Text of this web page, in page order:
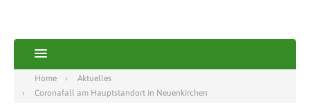
Home
Aktuelles
Coronafall am Hauptstandort in Neuenkirchen